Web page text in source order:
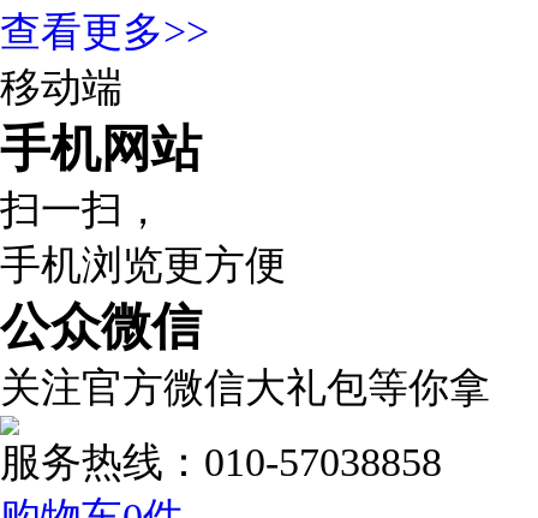
查看更多>>
移动端
手机网站
扫一扫，
手机浏览更方便
公众微信
关注官方微信大礼包等你拿
服务热线：010-57038858